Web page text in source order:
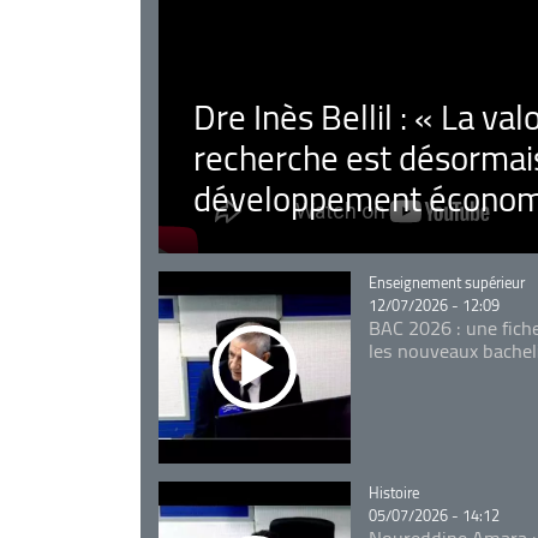
Dre Inès Bellil : « La
recherche est
développement
Catégorie
Enseignement supérieur
12/07/2026 - 12:09
BAC 2026 : une
les nouveaux
Catégorie
Histoire
05/07/2026 - 14:12